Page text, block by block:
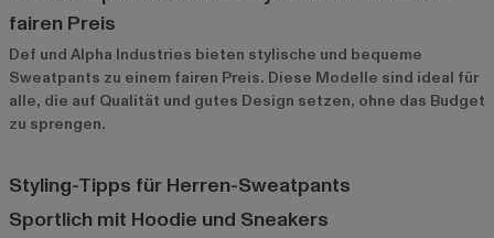
fairen Preis
Def und Alpha Industries bieten stylische und bequeme
Sweatpants zu einem fairen Preis. Diese Modelle sind ideal für
alle, die auf Qualität und gutes Design setzen, ohne das Budget
zu sprengen.
Styling-Tipps für Herren-Sweatpants
Sportlich mit Hoodie und Sneakers